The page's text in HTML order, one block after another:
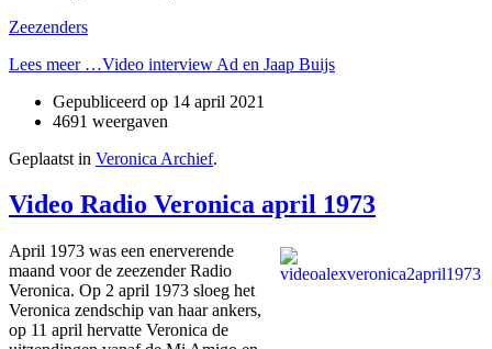
Zeezenders
Lees meer …Video interview Ad en Jaap Buijs
Gepubliceerd op 14 april 2021
4691 weergaven
Geplaatst in Veronica Archief.
Video Radio Veronica april 1973
April 1973 was een enerverende
maand voor de zeezender Radio
Veronica. Op 2 april 1973 sloeg het
Veronica zendschip van haar ankers,
op 11 april hervatte Veronica de